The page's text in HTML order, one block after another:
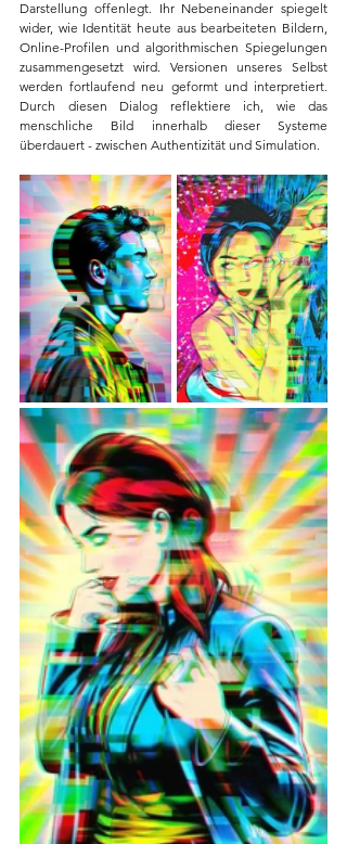
Darstellung offenlegt. Ihr Nebeneinander spiegelt
wider, wie Identität heute aus bearbeiteten Bildern,
Online-Profilen und algorithmischen Spiegelungen
zusammengesetzt wird. Versionen unseres Selbst
werden fortlaufend neu geformt und interpretiert.
Durch diesen Dialog reflektiere ich, wie das
menschliche Bild innerhalb dieser Systeme
überdauert - zwischen Authentizität und Simulation.